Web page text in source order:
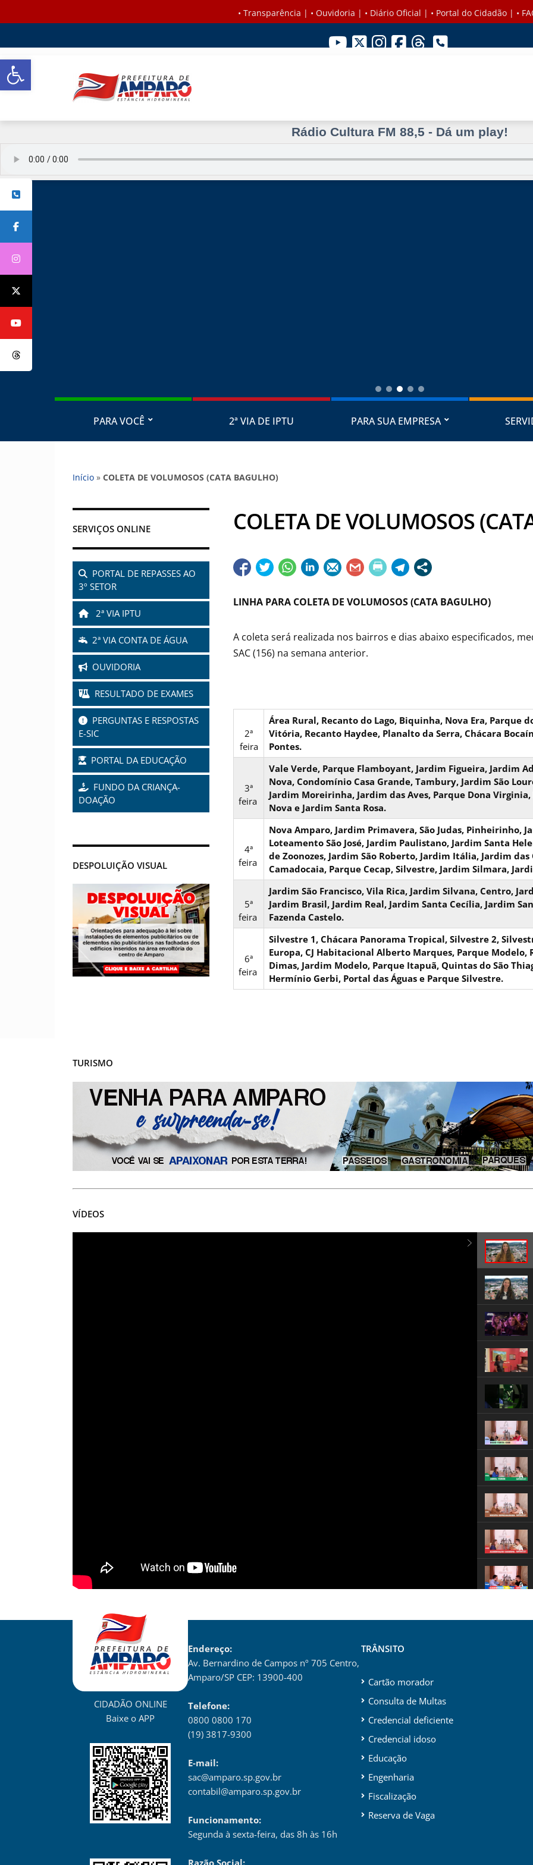
Barra de Ferramentas Aberta
Rádio Cultura FM 88,5 - Dá um play!
PARA VOCÊ 2ª VIA DE IPTU PARA SUA EMPRESA
Início » COLETA DE VOLUMOSOS (CATA BAGULHO)
SERVIÇOS ONLINE
PORTAL DE REPASSES AO
3º SETOR
2ª VIA IPTU
2ª VIA CONTA DE ÁGUA
OUVIDORIA
RESULTADO DE EXAMES
PERGUNTAS E RESPOSTAS
E-SIC
PORTAL DA EDUCAÇÃO
FUNDO DA CRIANÇA-
DOAÇÃO
DESPOLUIÇÃO VISUAL
COLETA DE VOLUMOSOS
LINHA PARA COLETA DE VOLUMOSOS (CATA BAGULHO)
A coleta será realizada nos bairros e dias abaixo especificados,
SAC (156) na semana anterior.
2ª
feira
Área Rural, Recanto do Lago, Biquinha, Nova Era, Parque
Vitória, Recanto Haydee, Planalto da Serra, Chácara
Pontes.
3ª
feira
Vale Verde, Parque Flamboyant, Jardim Figueira, Jardim
Nova, Condomínio Casa Grande, Tambury, Jardim São
Jardim Moreirinha, Jardim das Aves, Parque Dona
Nova e Jardim Santa Rosa.
4ª
feira
Nova Amparo, Jardim Primavera, São Judas, Pinheirinho,
Loteamento São José, Jardim Paulistano, Jardim Santa
de Zoonozes, Jardim São Roberto, Jardim Itália, Jardim
Camadocaia, Parque Cecap, Silvestre, Jardim Silmara,
5ª
feira
Jardim São Francisco, Vila Rica, Jardim Silvana, Centro,
Jardim Brasil, Jardim Real, Jardim Santa Cecília, Jardim
Fazenda Castelo.
6ª
feira
Silvestre 1, Chácara Panorama Tropical, Silvestre 2,
Europa, CJ Habitacional Alberto Marques, Parque Modelo,
Dimas, Jardim Modelo, Parque Itapuã, Quintas do São
Hermínio Gerbi, Portal das Águas e Parque Silvestre.
TURISMO
VÍDEOS
CIDADÃO ONLINE
Baixe o APP
Endereço:
Av. Bernardino de Campos nº 705 Centro,
Amparo/SP CEP: 13900-400
Telefone:
0800 0800 170
(19) 3817-9300
E-mail:
sac@amparo.sp.gov.br
contabil@amparo.sp.gov.br
Funcionamento:
Segunda à sexta-feira, das 8h às 16h
Razão Social:
TRÂNSITO
Cartão morador
Consulta de Multas
Credencial deficiente
Credencial idoso
Educação
Engenharia
Fiscalização
Reserva de Vaga
• Transparência | • Ouvidoria | • Diário Oficial | • Portal do Cidadão | •